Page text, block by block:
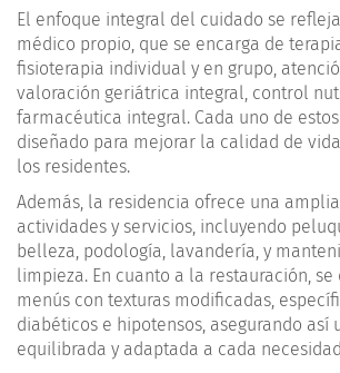
El enfoque integral del cuidado se
médico propio, que se encarga de
fisioterapia individual y en grupo,
valoración geriátrica integral, control
farmacéutica integral. Cada uno de
diseñado para mejorar la calidad de
los residentes.
Además, la residencia ofrece una
actividades y servicios, incluyendo
belleza, podología, lavandería, y
limpieza. En cuanto a la restauración, se
menús con texturas modificadas,
diabéticos e hipotensos, asegurando así
equilibrada y adaptada a cada